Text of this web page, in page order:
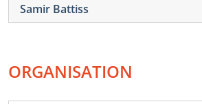
Samir Battiss
ORGANISATION